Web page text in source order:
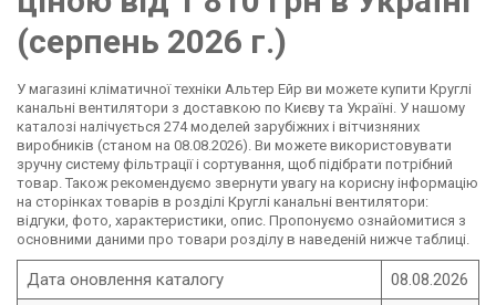
(серпень 2026 г.)
У магазині кліматичної техніки Альтер Ейр ви можете купити Круглі
канальні вентилятори з доставкою по Києву та Україні. У нашому
каталозі налічується 274 моделей зарубіжних і вітчизняних
виробників (станом на 08.08.2026). Ви можете використовувати
зручну систему фільтрації і сортування, щоб підібрати потрібний
товар. Також рекомендуємо звернути увагу на корисну інформацію
на сторінках товарів в розділі Круглі канальні вентилятори:
відгуки, фото, характеристики, опис. Пропонуємо ознайомитися з
основними даними про товари розділу в наведеній нижче таблиці.
Дата оновлення каталогу
08.08.2026